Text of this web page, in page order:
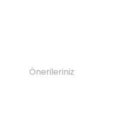
Önerileriniz